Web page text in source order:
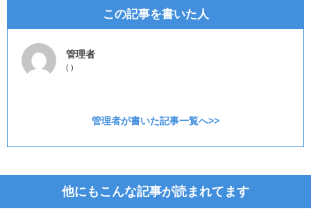
この記事を書いた人
管理者
( )
管理者が書いた記事一覧へ>>
他にもこんな記事が読まれてます